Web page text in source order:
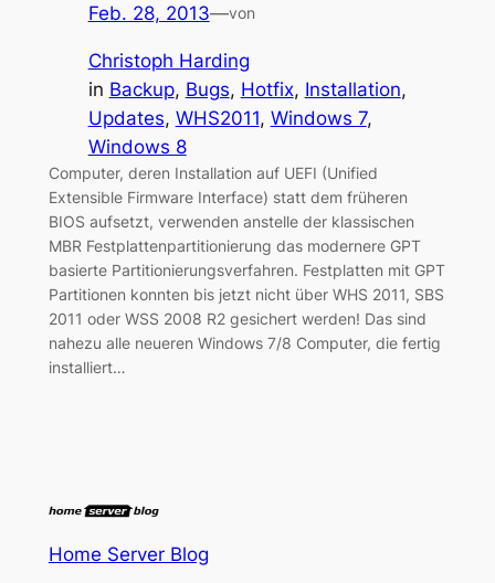
Feb. 28, 2013—von
Christoph Harding
in Backup, Bugs, Hotfix, Installation
Updates, WHS2011, Windows 7
Windows 8
Computer, deren Installation auf UEFI (Unified
Extensible Firmware Interface) statt dem früheren
BIOS aufsetzt, verwenden anstelle der klassischen
MBR Festplattenpartitionierung das modernere GPT
basierte Partitionierungsverfahren. Festplatten mit GPT
Partitionen konnten bis jetzt nicht über WHS 2011, SBS
2011 oder WSS 2008 R2 gesichert werden! Das sind
nahezu alle neueren Windows 7/8 Computer, die fertig
installiert…
Home Server Blog